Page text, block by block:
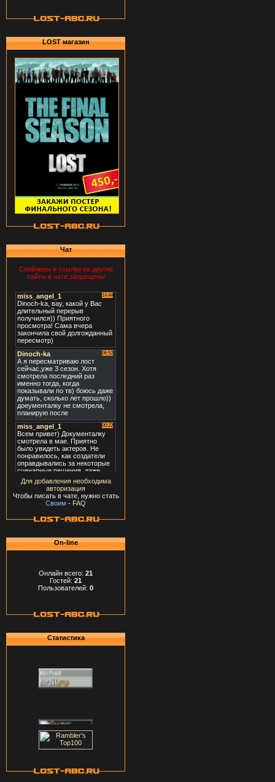
LOST магазин
Чат
Спойлеры и ссылки на другие
сайты в чате запрещены
Для добавления необходима
авторизация
Чтобы писать в чате, нужно стать
Своим - FAQ
On-line
Онлайн всего: 21
Гостей: 21
Пользователей: 0
Статистика